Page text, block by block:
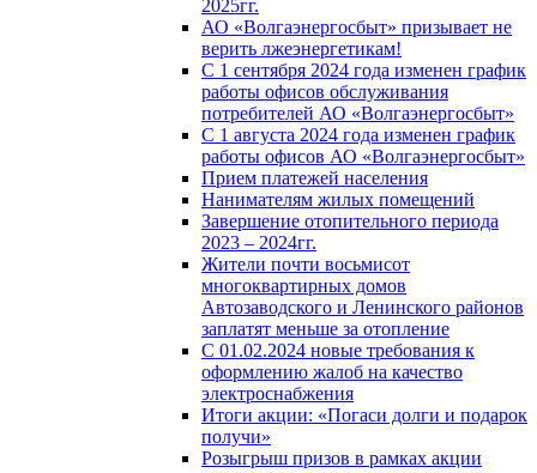
2025гг.
АО «Волгаэнергосбыт» призывает не
верить лжеэнергетикам!
С 1 сентября 2024 года изменен график
работы офисов обслуживания
потребителей АО «Волгаэнергосбыт»
С 1 августа 2024 года изменен график
работы офисов АО «Волгаэнергосбыт»
Прием платежей населения
Нанимателям жилых помещений
Завершение отопительного периода
2023 – 2024гг.
Жители почти восьмисот
многоквартирных домов
Автозаводского и Ленинского районов
заплатят меньше за отопление
С 01.02.2024 новые требования к
оформлению жалоб на качество
электроснабжения
Итоги акции: «Погаси долги и подарок
получи»
Розыгрыш призов в рамках акции